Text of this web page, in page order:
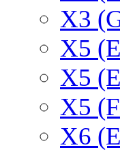
X3
X5
X5
X5
X6